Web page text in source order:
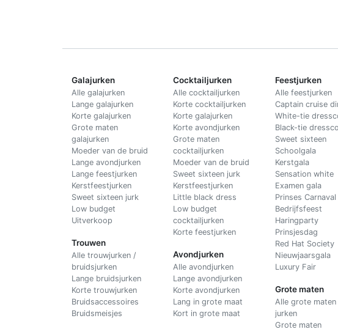
Galajurken
Alle galajurken
Lange galajurken
Korte galajurken
Grote maten
galajurken
Moeder van de bruid
Lange avondjurken
Lange feestjurken
Kerstfeestjurken
Sweet sixteen jurk
Low budget
Uitverkoop
Trouwen
Alle trouwjurken /
bruidsjurken
Lange bruidsjurken
Korte trouwjurken
Bruidsaccessoires
Bruidsmeisjes
Cocktailjurken
Alle cocktailjurken
Korte cocktailjurken
Korte galajurken
Korte avondjurken
Grote maten
cocktailjurken
Moeder van de bruid
Sweet sixteen jurk
Kerstfeestjurken
Little black dress
Low budget
cocktailjurken
Korte feestjurken
Avondjurken
Alle avondjurken
Lange avondjurken
Korte avondjurken
Lang in grote maat
Kort in grote maat
Feestjurken
Alle feestjurken
Captain cruise
White-tie
Black-tie
Sweet sixteen
Schoolgala
Kerstgala
Sensation white
Examen gala
Prinses Carnaval
Bedrijfsfeest
Haringparty
Prinsjesdag
Red Hat Society
Nieuwjaarsgala
Luxury Fair
Grote maten
Alle grote maten
jurken
Grote maten